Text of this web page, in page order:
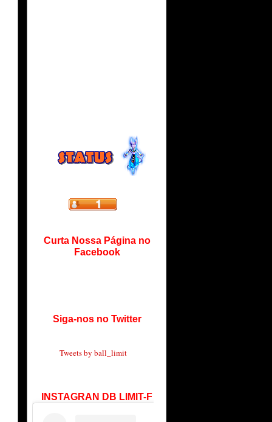
Curta Nossa Página no
Facebook
Siga-nos no Twitter
Tweets by ball_limit
INSTAGRAN DB LIMIT-F